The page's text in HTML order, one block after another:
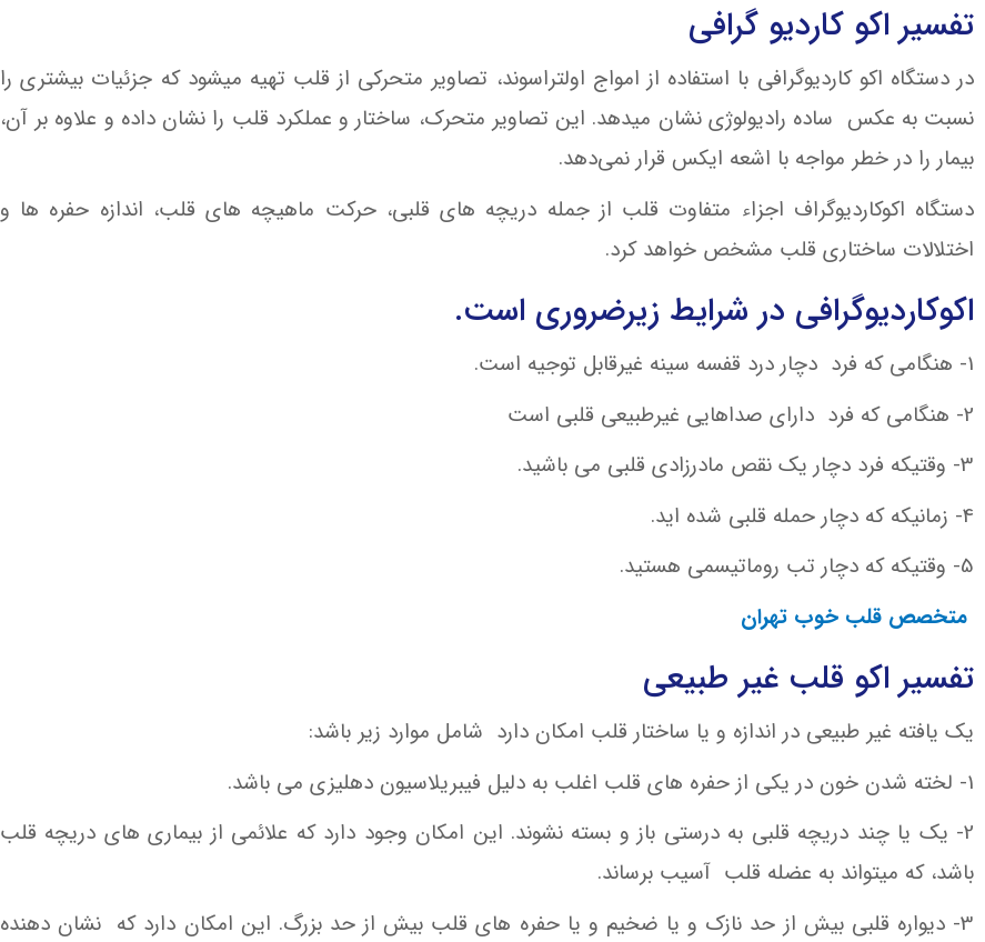
تفسیر اکو کاردیو گرافی
در دستگاه اکو کاردیوگرافی با استفاده از امواج اولتراسوند، تصاویر متحرکی از قلب تهیه میشود که جزئیات بیشتری را
نسبت به عکس ساده رادیولوژی نشان میدهد. این تصاویر متحرک، ساختار و عملکرد قلب را نشان داده و علاوه بر آن،
بیمار را در خطر مواجه با اشعه ایکس قرار نمی‌دهد.
دستگاه اکوکاردیوگراف اجزاء متفاوت قلب از جمله دریچه های قلبی، حرکت ماهیچه های قلب، اندازه حفره ها و
اختلالات ساختاری قلب مشخص خواهد کرد.
اکوکاردیوگرافی در شرایط زیرضروری است.
1- هنگامی که فرد دچار درد قفسه سینه غیرقابل توجیه است.
2- هنگامی که فرد دارای صداهایی غیرطبیعی قلبی است
3- وقتیکه فرد دچار یک نقص مادرزادی قلبی می باشید.
4- زمانیکه که دچار حمله قلبی شده اید.
5- وقتیکه که دچار تب روماتیسمی هستید.
متخصص قلب خوب تهران
تفسیر اکو قلب غیر طبیعی
یک یافته غیر طبیعی در اندازه و یا ساختار قلب امکان دارد شامل موارد زیر باشد:
1- لخته شدن خون در یکی از حفره های قلب اغلب به دلیل فیبریلاسیون دهلیزی می باشد.
2- یک یا چند دریچه قلبی به درستی باز و بسته نشوند. این امکان وجود دارد که علائمی از بیماری های دریچه قلب
باشد، که میتواند به عضله قلب آسیب برساند.
3- دیواره قلبی بیش از حد نازک و یا ضخیم و یا حفره های قلب بیش از حد بزرگ. این امکان دارد که نشان دهنده